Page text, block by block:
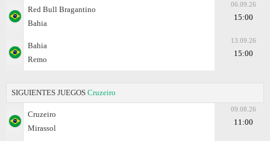
Red Bull Bragantino
Bahia
06.09.26
15:00
Bahia
Remo
13.09.26
15:00
SIGUIENTES JUEGOS Cruzeiro
Cruzeiro
Mirassol
09.08.26
11:00